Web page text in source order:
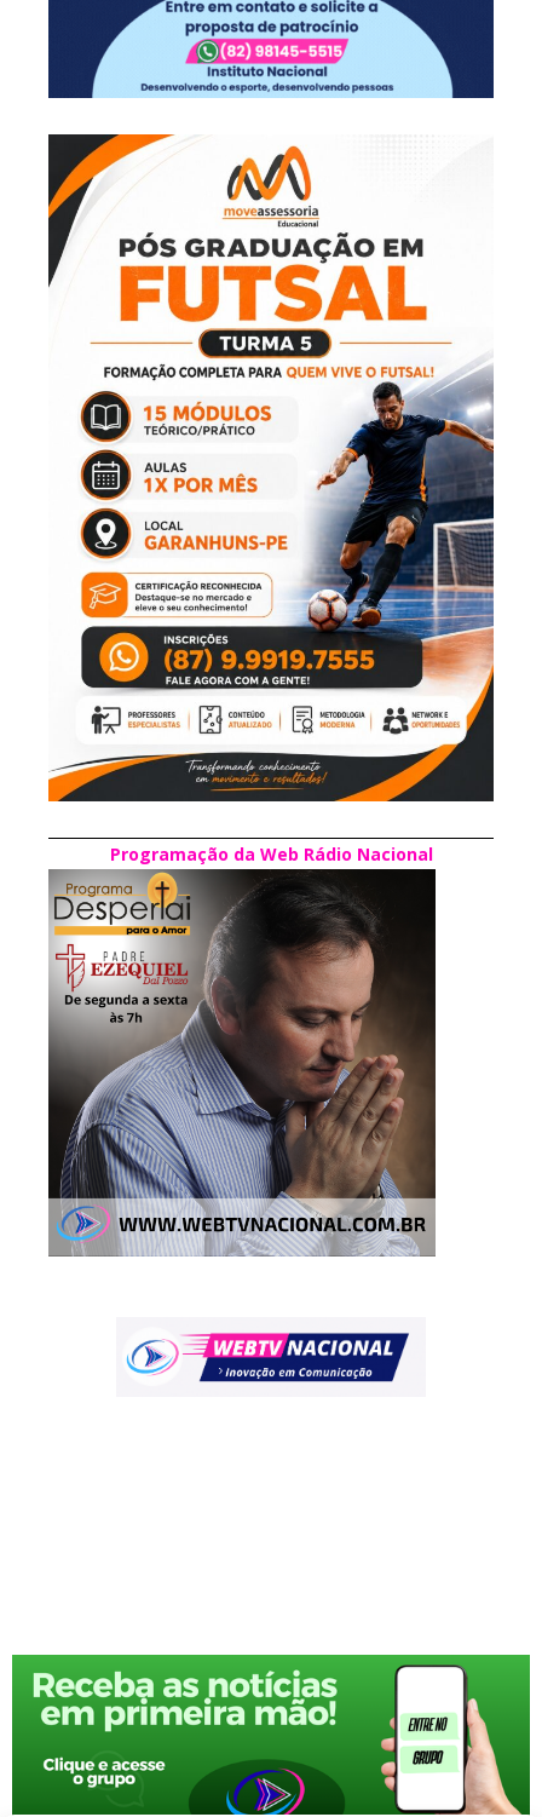
Programação da Web Rádio Nacional